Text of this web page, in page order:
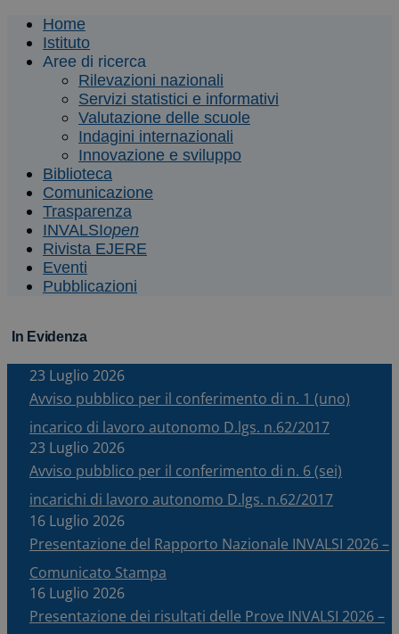
Home
Istituto
Aree di ricerca
Rilevazioni nazionali
Servizi statistici e informativi
Valutazione delle scuole
Indagini internazionali
Innovazione e sviluppo
Biblioteca
Comunicazione
Trasparenza
INVALSIopen
Rivista EJERE
Eventi
Pubblicazioni
In Evidenza
23 Luglio 2026
Avviso pubblico per il conferimento di n. 1 (uno)
incarico di lavoro autonomo D.lgs. n.62/2017
23 Luglio 2026
Avviso pubblico per il conferimento di n. 6 (sei)
incarichi di lavoro autonomo D.lgs. n.62/2017
16 Luglio 2026
Presentazione del Rapporto Nazionale INVALSI 2026 –
Comunicato Stampa
16 Luglio 2026
Presentazione dei risultati delle Prove INVALSI 2026 –